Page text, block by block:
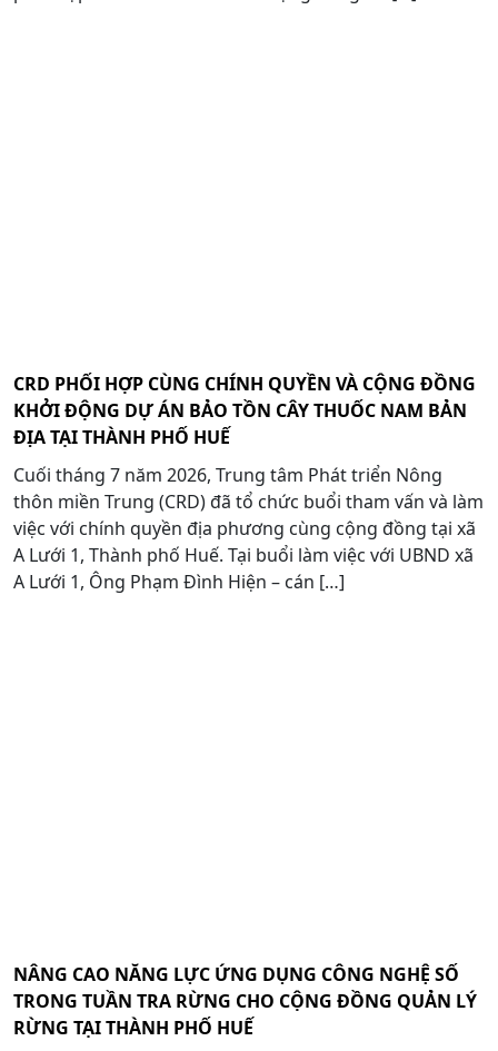
CRD PHỐI HỢP CÙNG CHÍNH QUYỀN VÀ CỘNG ĐỒNG
KHỞI ĐỘNG DỰ ÁN BẢO TỒN CÂY THUỐC NAM BẢN
ĐỊA TẠI THÀNH PHỐ HUẾ
Cuối tháng 7 năm 2026, Trung tâm Phát triển Nông
thôn miền Trung (CRD) đã tổ chức buổi tham vấn và làm
việc với chính quyền địa phương cùng cộng đồng tại xã
A Lưới 1, Thành phố Huế. Tại buổi làm việc với UBND xã
A Lưới 1, Ông Phạm Đình Hiện – cán […]
NÂNG CAO NĂNG LỰC ỨNG DỤNG CÔNG NGHỆ SỐ
TRONG TUẦN TRA RỪNG CHO CỘNG ĐỒNG QUẢN LÝ
RỪNG TẠI THÀNH PHỐ HUẾ